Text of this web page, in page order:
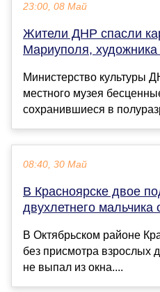
23:00, 08 Май
Жители ДНР спасли
Мариуполя,
Министерство культуры
местного музея
сохранившиеся в
08:40, 30 Май
В Красноярске двое
двухлетнего мальчика
В Октябрьском районе
без присмотра взрослых
не выпал из окна....